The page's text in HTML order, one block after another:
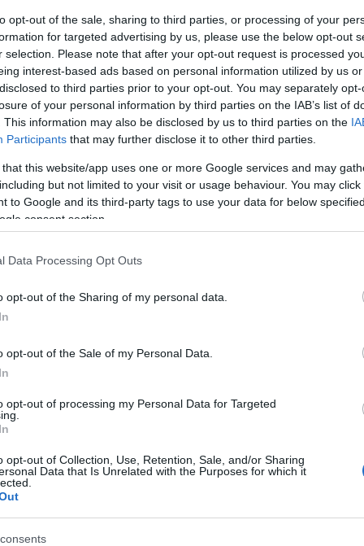
opt-out of the sale, sharing to third parties, or processing of your
for targeted advertising by us, please use the below opt-out
selection. Please note that after your opt-out request is processed
interest-based ads based on personal information utilized by us
to third parties prior to your opt-out. You may separately
of your personal information by third parties on the IAB’s list of
This information may also be disclosed by us to third parties on the
Participants that may further disclose it to other third parties.
that this website/app uses one or more Google services and may
but not limited to your visit or usage behaviour. You may
to Google and its third-party tags to use your data for below
consent section.
Data Processing Opt Outs
opt-out of the Sharing of my personal data.
opt-out of the Sale of my Personal Data.
opt-out of processing my Personal Data for Targeted
opt-out of Collection, Use, Retention, Sale, and/or Sharing
Data that Is Unrelated with the Purposes for which it
σε συγκεκριμένες ενέργειες χωρίς
υπενθυμίζει ο Τόμμι Σολτέ
ο Ρότζερ Βαν Γκελουέ να μην είναι πλέον
των πολιτικών κομμάτων ζητεί τη σύσταση
του Βελγίου Αλεξάντερ Ντε Κρόο και ο
με εκπροσώπους θυμάτωνσεξουαλικής
Αμβέρσας Γιόχαν Μπόνι.